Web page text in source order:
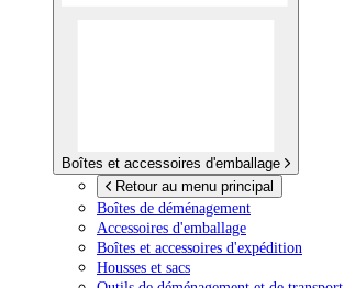
Boîtes et accessoires d'emballage
Retour au menu principal
Boîtes de déménagement
Accessoires d'emballage
Boîtes et accessoires d'expédition
Housses et sacs